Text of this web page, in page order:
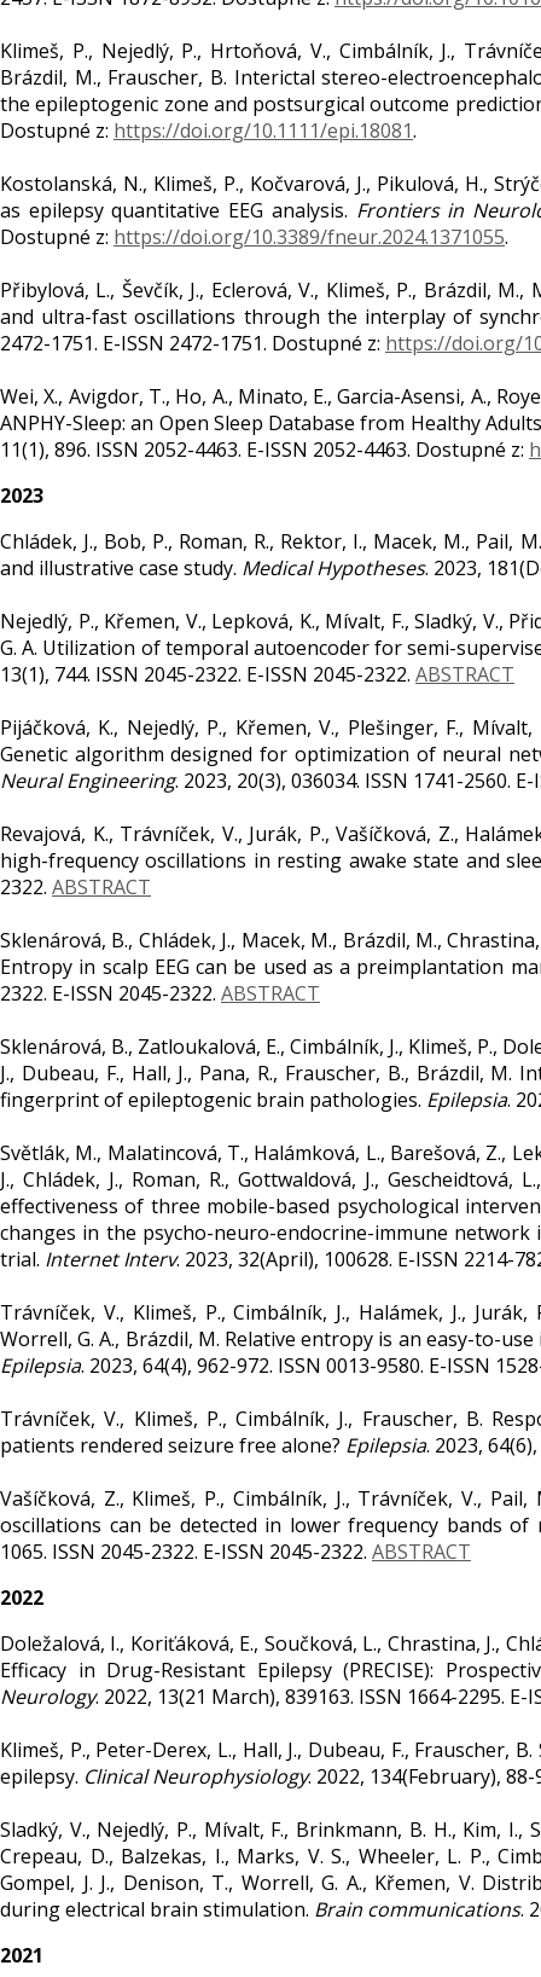
Klimeš, P., Nejedlý, P., Hrtoňová, V., Cimbálník, J.,
Brázdil, M., Frauscher, B. Interictal stereo-
the epileptogenic zone and postsurgical outcome
Dostupné z: https://doi.org/10.1111/epi.18081.
Kostolanská, N., Klimeš, P., Kočvarová, J., Pikulová, H.,
as epilepsy quantitative EEG analysis. Frontiers in
Dostupné z: https://doi.org/10.3389/fneur.2024.1371055.
Přibylová, L., Ševčík, J., Eclerová, V., Klimeš, P., Brázdil,
and ultra-fast oscillations through the interplay of
2472-1751. E-ISSN 2472-1751. Dostupné z: https://doi.org/
Wei, X., Avigdor, T., Ho, A., Minato, E., Garcia-Asensi, A.,
ANPHY-Sleep: an Open Sleep Database from Healthy
11(1), 896. ISSN 2052-4463. E-ISSN 2052-4463. Dostupné z:
2023
Chládek, J., Bob, P., Roman, R., Rektor, I., Macek, M.,
and illustrative case study. Medical Hypotheses. 2023,
Nejedlý, P., Křemen, V., Lepková, K., Mívalt, F., Sladký, V.,
G. A. Utilization of temporal autoencoder for semi-
13(1), 744. ISSN 2045-2322. E-ISSN 2045-2322. ABSTRACT
Pijáčková, K., Nejedlý, P., Křemen, V., Plešinger, F.,
Genetic algorithm designed for optimization of neural
Neural Engineering. 2023, 20(3), 036034. ISSN 1741-2560.
Revajová, K., Trávníček, V., Jurák, P., Vašíčková, Z.,
high-frequency oscillations in resting awake state and
2322. ABSTRACT
Sklenárová, B., Chládek, J., Macek, M., Brázdil, M.,
Entropy in scalp EEG can be used as a preimplantation
2322. E-ISSN 2045-2322. ABSTRACT
Sklenárová, B., Zatloukalová, E., Cimbálník, J., Klimeš, P.,
J., Dubeau, F., Hall, J., Pana, R., Frauscher, B., Brázdil,
fingerprint of epileptogenic brain pathologies. Epilepsia.
Světlák, M., Malatincová, T., Halámková, L., Barešová, Z.,
J., Chládek, J., Roman, R., Gottwaldová, J.,
effectiveness of three mobile-based psychological
changes in the psycho-neuro-endocrine-immune
trial. Internet Interv. 2023, 32(April), 100628. E-ISSN 2214-
Trávníček, V., Klimeš, P., Cimbálník, J., Halámek, J.,
Worrell, G. A., Brázdil, M. Relative entropy is an easy-to-
Epilepsia. 2023, 64(4), 962-972. ISSN 0013-9580. E-ISSN
Trávníček, V., Klimeš, P., Cimbálník, J., Frauscher, B.
patients rendered seizure free alone? Epilepsia. 2023,
Vašíčková, Z., Klimeš, P., Cimbálník, J., Trávníček, V.,
oscillations can be detected in lower frequency bands
1065. ISSN 2045-2322. E-ISSN 2045-2322. ABSTRACT
2022
Doležalová, I., Koriťáková, E., Součková, L., Chrastina, J.,
Efficacy in Drug-Resistant Epilepsy (PRECISE):
Neurology. 2022, 13(21 March), 839163. ISSN 1664-2295. E-
Klimeš, P., Peter-Derex, L., Hall, J., Dubeau, F.,
epilepsy. Clinical Neurophysiology. 2022, 134(February),
Sladký, V., Nejedlý, P., Mívalt, F., Brinkmann, B. H., Kim,
Crepeau, D., Balzekas, I., Marks, V. S., Wheeler, L. P.,
Gompel, J. J., Denison, T., Worrell, G. A., Křemen, V.
during electrical brain stimulation. Brain communications.
2021